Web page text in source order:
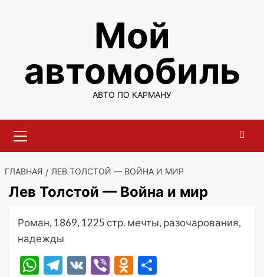
Мой
автомобиль
АВТО ПО КАРМАНУ
меню
ГЛАВНАЯ ЛЕВ ТОЛСТОЙ — ВОЙНА И МИР
Лев Толстой — Война и мир
Роман, 1869, 1225 стр. мечты, разочарования,
надежды
WhatsApp
Telegram
VK ViberOdnoklassniki